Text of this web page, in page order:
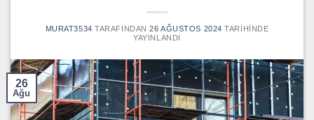
MURAT3534 TARAFINDAN 26 AĞUSTOS 2024 TARIHINDE
YAYINLANDI
26
Ağu